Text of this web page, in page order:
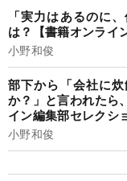
「実力はあるのに
は？【書籍オンライ
小野和俊
部下から「会社に
か？」と言われたら
イン編集部セレクシ
小野和俊